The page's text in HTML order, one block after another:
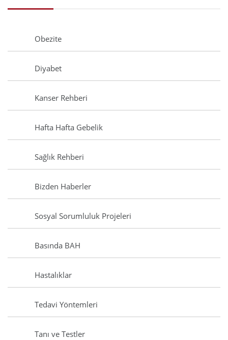
Obezite
Diyabet
Kanser Rehberi
Hafta Hafta Gebelik
Sağlık Rehberi
Bizden Haberler
Sosyal Sorumluluk Projeleri
Basında BAH
Hastalıklar
Tedavi Yöntemleri
Tanı ve Testler